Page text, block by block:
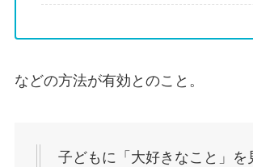
などの方法が有効とのこと。
子どもに「大好きなこと」を